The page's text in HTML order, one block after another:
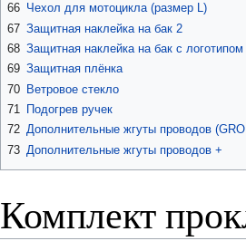
66 Чехол для мотоцикла (размер L)
67 Защитная наклейка на бак 2
68 Защитная наклейка на бак с логотипом
69 Защитная плёнка
70 Ветровое стекло
71
Подогрев ручек
72 Дополнительные жгуты проводов
73 Дополнительные жгуты проводов +
Комплект